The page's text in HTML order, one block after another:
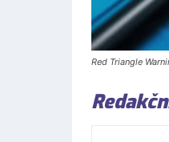
Red Triangle